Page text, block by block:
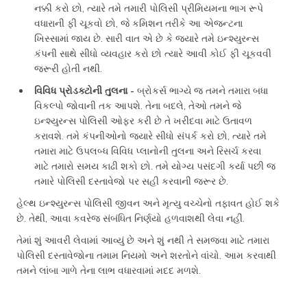
નક્કી કરો છો, ત્યારે તમે તમારી પોલિસી પ્રીમિયમના ભાગ રૂપે
વધારાની ફી ચૂકવો છો, જે કમિશન તરીકે આ એજન્ટના
ખિસ્સામાં જાય છે. સારી વાત એ છે કે જ્યારે તમે ઇન્શ્યુરન્સ
કંપની સાથે સીધો વ્યવહાર કરો છો ત્યારે આવી કોઈ ફી ચૂકવવી
જરૂરી હોતી નથી.
વિવિધ પ્રોડક્ટોની તુલના - બ્રોકર્સ ભાગ્યે જ તમને તમારા બધા
વિકલ્પો જોવાની તક આપશે. તેના બદલે, તેઓ તમને જે
ઇન્શ્યુરન્સ પોલિસી ઓફર કરી છે તે ખરીદવા માટે ઉતાવળ
કરાવશે. તમે કંપનીઓનો જ્યારે સીધો સંપર્ક કરો છો, ત્યારે તમે
તમારા માટે ઉપલબ્ધ વિવિધ પ્લાનોની તુલના અને રિસર્ચ કરવા
માટે તમારો સમય કાઢી શકો છો. તમે યોગ્ય પસંદગી કર્યા પછી જ
તમારે પોલિસી દસ્તાવેજો પર સહી કરવાની જરૂર છે.
હેલ્થ ઇન્શ્યુરન્સ પોલિસી જીવન અને મૃત્યુ વચ્ચેનો તફાવત હોઈ શકે
છે. તેથી, આવા કવરેજ સંબંધિત નિર્ણયો હળવાશથી લેવા નહીં.
તેમાં શું આવરી લેવામાં આવ્યું છે અને શું નથી તે સમજવા માટે તમારા
પોલિસી દસ્તાવેજોના તમામ નિયમો અને શરતોને વાંચો. આમ કરવાથી
તમને લાંબા ગાળે તેના લાભ વધારવામાં મદદ મળશે.